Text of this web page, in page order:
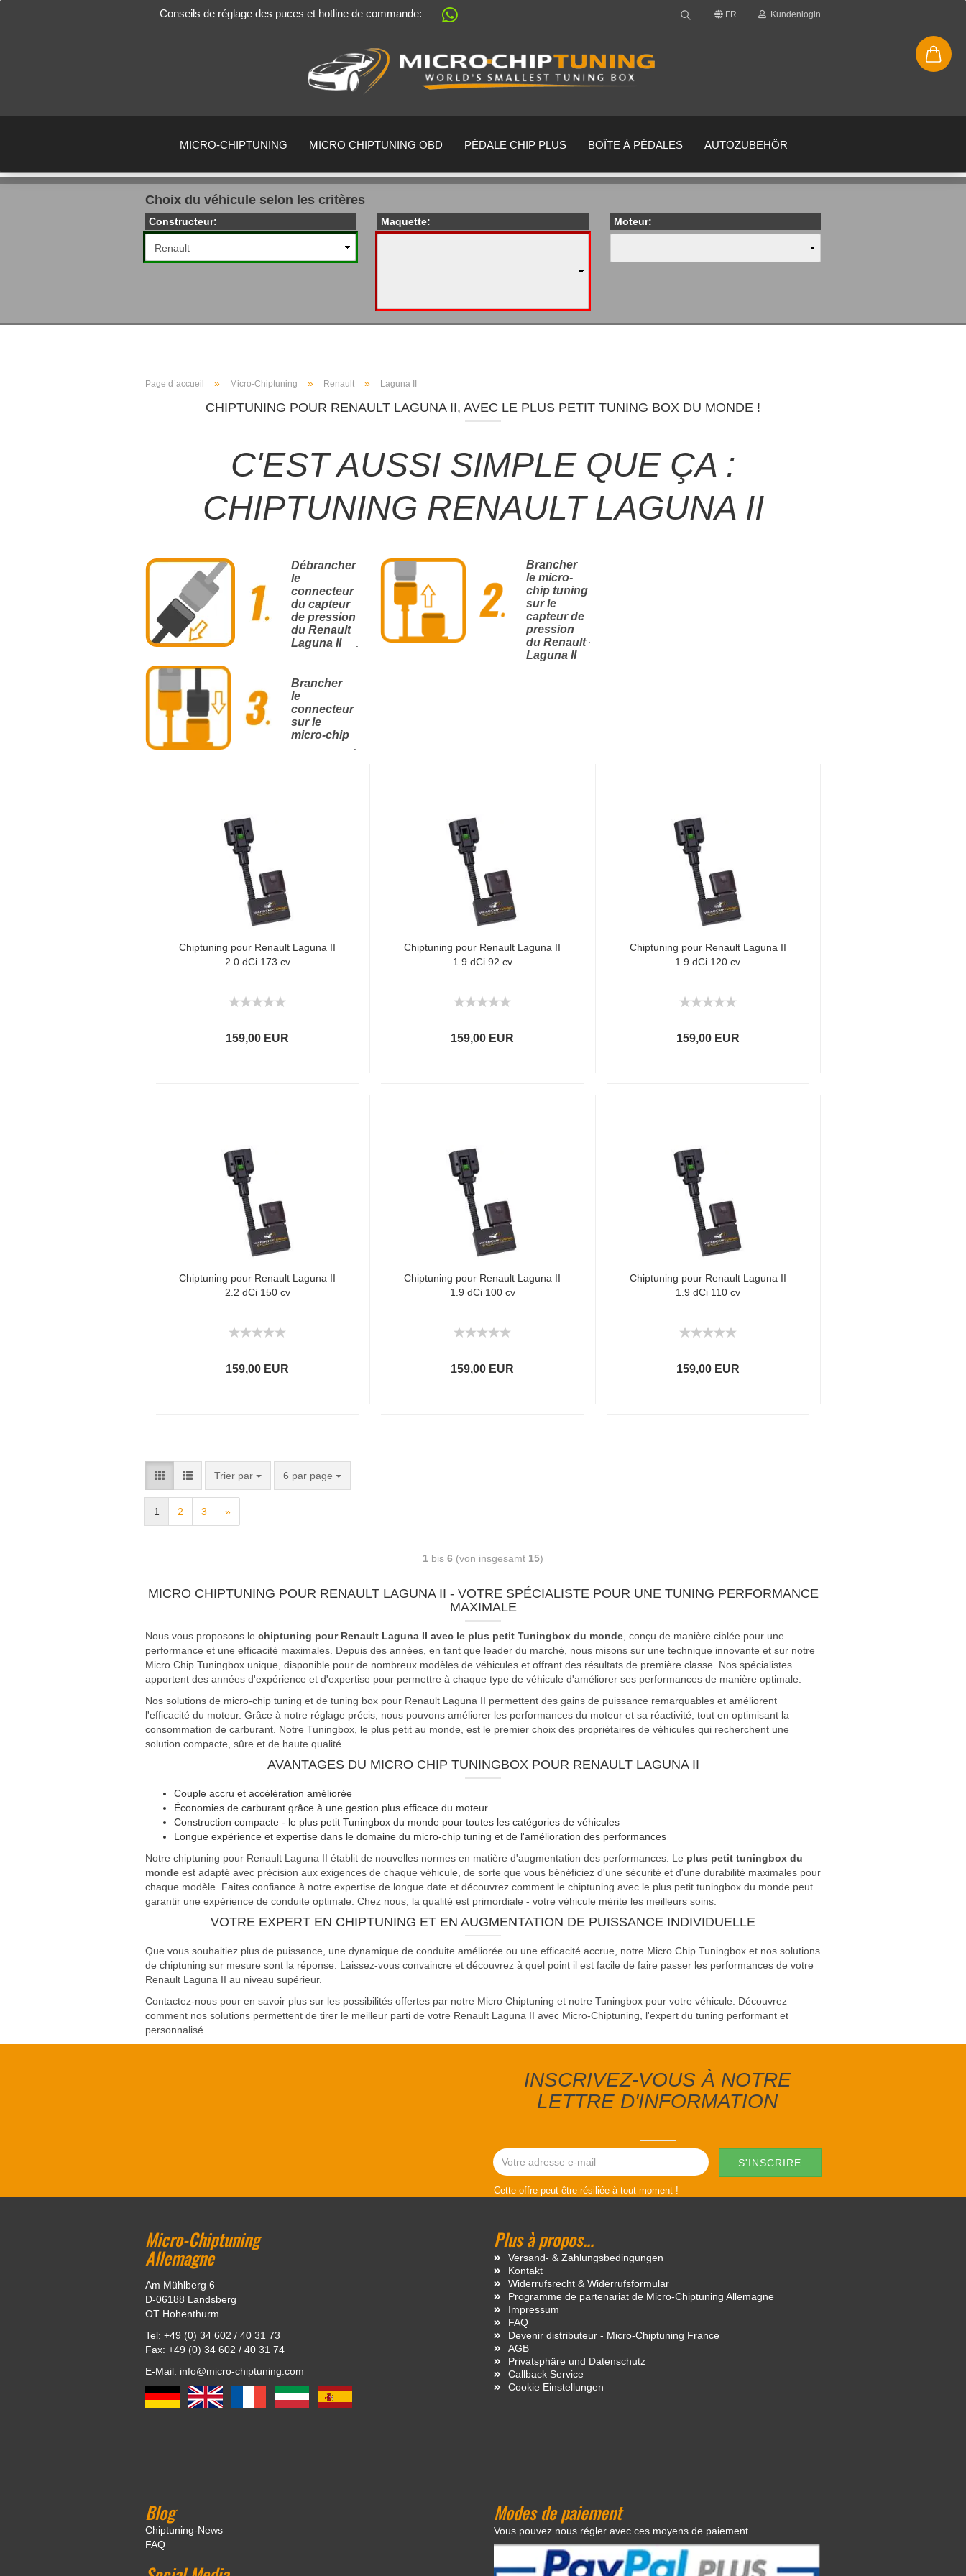
Conseils de réglage des puces et hotline de commande: FR
Sprache auswählen
Kundenlogin
Mot de passe oublié?
MICRO-CHIPTUNING MICRO CHIPTUNING OBD PÉDALE CHIP PLUS BOÎTE À PÉDALES AUTOZUBEHÖR
Choix du véhicule selon les critères
Constructeur: Maquette: Moteur:
Page d`accueil » Micro-Chiptuning » Renault » Laguna II
CHIPTUNING POUR RENAULT LAGUNA II, AVEC LE PLUS PETIT TUNING BOX DU MONDE !
C'EST AUSSI SIMPLE QUE ÇA :
CHIPTUNING RENAULT LAGUNA II
Débrancher
le
connecteur
du capteur
de pression
du Renault
Laguna II
Brancher
le micro-
chip tuning
sur le
capteur de
pression
du Renault
Laguna II
Brancher
le
connecteur
sur le
micro-chip
Chiptuning pour Renault Laguna II
2.0 dCi 173 cv
159,00 EUR
Chiptuning pour Renault Laguna II
1.9 dCi 92 cv
159,00 EUR
Chiptuning pour Renault Laguna II
1.9 dCi 120 cv
159,00 EUR
Chiptuning pour Renault Laguna II
2.2 dCi 150 cv
159,00 EUR
Chiptuning pour Renault Laguna II
1.9 dCi 100 cv
159,00 EUR
Chiptuning pour Renault Laguna II
1.9 dCi 110 cv
159,00 EUR
Trier par 6 par page
1 2 3 »
1 bis 6 (von insgesamt 15)
MICRO CHIPTUNING POUR RENAULT LAGUNA II - VOTRE SPÉCIALISTE POUR UNE TUNING PERFORMANCE
MAXIMALE
Nous vous proposons le chiptuning pour Renault Laguna II avec le plus petit Tuningbox du monde , conçu de manière ciblée pour une
performance et une efficacité maximales. Depuis des années, en tant que leader du marché, nous misons sur une technique innovante et sur notre
Micro Chip Tuningbox unique, disponible pour de nombreux modèles de véhicules et offrant des résultats de première classe. Nos spécialistes
apportent des années d'expérience et d'expertise pour permettre à chaque type de véhicule d'améliorer ses performances de manière optimale.
Nos solutions de micro-chip tuning et de tuning box pour Renault Laguna II permettent des gains de puissance remarquables et améliorent
l'efficacité du moteur. Grâce à notre réglage précis, nous pouvons améliorer les performances du moteur et sa réactivité, tout en optimisant la
consommation de carburant. Notre Tuningbox, le plus petit au monde, est le premier choix des propriétaires de véhicules qui recherchent une
solution compacte, sûre et de haute qualité.
AVANTAGES DU MICRO CHIP TUNINGBOX POUR RENAULT LAGUNA II
Couple accru et accélération améliorée
Économies de carburant grâce à une gestion plus efficace du moteur
Construction compacte - le plus petit Tuningbox du monde pour toutes les catégories de véhicules
Longue expérience et expertise dans le domaine du micro-chip tuning et de l'amélioration des performances
Notre chiptuning pour Renault Laguna II établit de nouvelles normes en matière d'augmentation des performances. Le plus petit tuningbox du
monde est adapté avec précision aux exigences de chaque véhicule, de sorte que vous bénéficiez d'une sécurité et d'une durabilité maximales pour
chaque modèle. Faites confiance à notre expertise de longue date et découvrez comment le chiptuning avec le plus petit tuningbox du monde peut
garantir une expérience de conduite optimale. Chez nous, la qualité est primordiale - votre véhicule mérite les meilleurs soins.
VOTRE EXPERT EN CHIPTUNING ET EN AUGMENTATION DE PUISSANCE INDIVIDUELLE
Que vous souhaitiez plus de puissance, une dynamique de conduite améliorée ou une efficacité accrue, notre Micro Chip Tuningbox et nos solutions
de chiptuning sur mesure sont la réponse. Laissez-vous convaincre et découvrez à quel point il est facile de faire passer les performances de votre
Renault Laguna II au niveau supérieur.
Contactez-nous pour en savoir plus sur les possibilités offertes par notre Micro Chiptuning et notre Tuningbox pour votre véhicule. Découvrez
comment nos solutions permettent de tirer le meilleur parti de votre Renault Laguna II avec Micro-Chiptuning, l'expert du tuning performant et
personnalisé.
INSCRIVEZ-VOUS À NOTRE
LETTRE D'INFORMATION
Cette offre peut être résiliée à tout moment !
Micro-Chiptuning
Allemagne
Am Mühlberg 6
D-06188 Landsberg
OT Hohenthurm
Tel: +49 (0) 34 602 / 40 31 73
Fax: +49 (0) 34 602 / 40 31 74
E-Mail: info@micro-chiptuning.com
Plus à propos...
Versand- & Zahlungsbedingungen
Kontakt
Widerrufsrecht & Widerrufsformular
Programme de partenariat de Micro-Chiptuning Allemagne
Impressum
FAQ
Devenir distributeur - Micro-Chiptuning France
AGB
Privatsphäre und Datenschutz
Callback Service
Cookie Einstellungen
Blog
Chiptuning-News
FAQ
Modes de paiement
Vous pouvez nous régler avec ces moyens de paiement.